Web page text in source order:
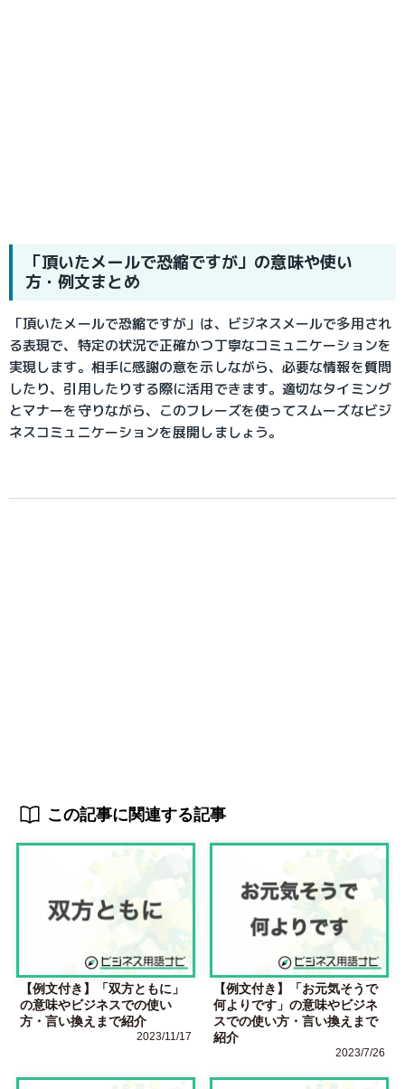
「頂いたメールで恐縮ですが」の意味や使い
方・例文まとめ
「頂いたメールで恐縮ですが」は、ビジネスメールで多用され
る表現で、特定の状況で正確かつ丁寧なコミュニケーションを
実現します。相手に感謝の意を示しながら、必要な情報を質問
したり、引用したりする際に活用できます。適切なタイミング
とマナーを守りながら、このフレーズを使ってスムーズなビジ
ネスコミュニケーションを展開しましょう。
この記事に関連する記事
【例文付き】「双方ともに」
の意味やビジネスでの使い
方・言い換えまで紹介
2023/11/17
【例文付き】「お元気そうで
何よりです」の意味やビジネ
スでの使い方・言い換えまで
紹介
2023/7/26